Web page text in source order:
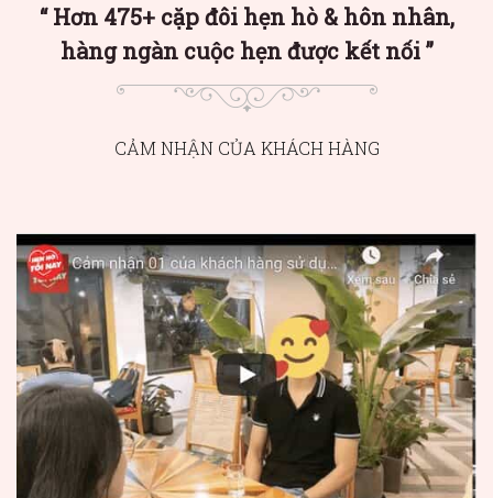
Hơn 475+ cặp đôi hẹn hò & hôn nhân,
hàng ngàn cuộc hẹn được kết nối
CẢM NHẬN CỦA KHÁCH HÀNG